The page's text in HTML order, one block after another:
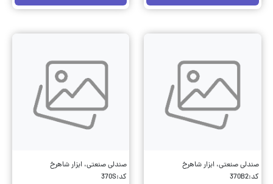
صندلی صنعتی، ابزار شاهرخ
کد:370B2
صندلی صنعتی، ابزار شاهرخ
کد:370S